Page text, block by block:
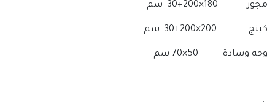
مجوز 180×200+30 سم
كينج 200×200+30 سم
وجه وسادة 50×70 سم